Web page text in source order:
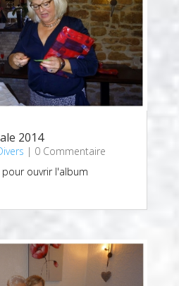
2014
| 0 Commentaire
ouvrir l'album